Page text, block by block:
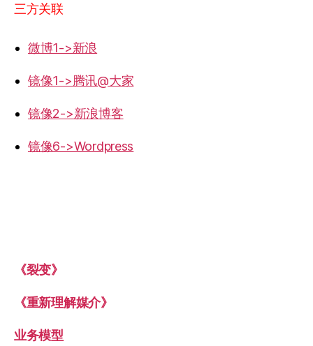
三方关联
微博1->新浪
镜像1->腾讯@大家
镜像2->新浪博客
镜像6->Wordpress
《裂变》
《重新理解媒介》
业务模型